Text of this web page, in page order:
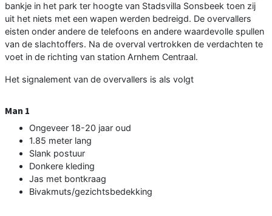
bankje in het park ter hoogte van Stadsvilla Sonsbeek toen zij
uit het niets met een wapen werden bedreigd. De overvallers
eisten onder andere de telefoons en andere waardevolle spullen
van de slachtoffers. Na de overval vertrokken de verdachten te
voet in de richting van station Arnhem Centraal.
Het signalement van de overvallers is als volgt
Man 1
Ongeveer 18-20 jaar oud
1.85 meter lang
Slank postuur
Donkere kleding
Jas met bontkraag
Bivakmuts/gezichtsbedekking